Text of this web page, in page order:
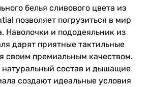
белья сливового цвета из
позволяет погрузиться в мир
Наволочки и пододеяльник из
дарят приятные тактильные
своим премиальным качеством.
натуральный состав и дышащие
создают идеальные условия